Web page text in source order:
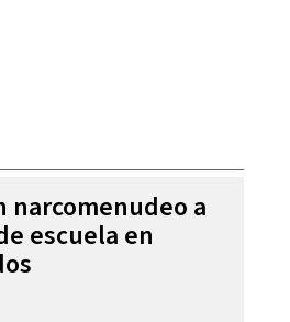
narcomenudeo a
escuela en